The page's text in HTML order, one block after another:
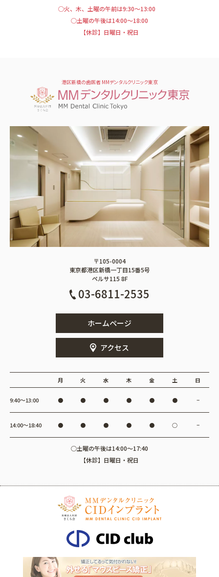
○火、木、土曜の午前は9:30～13:00
○土曜の午後は14:00～18:00
【休診】日曜日・祝日
港区新橋の歯医者 MMデンタルクリニック東京
〒105-0004
東京都港区新橋一丁目15番5号
ペルサ115 8F
03-6811-2535
ホームページ
アクセス
月 火 水 木 金 土 日
9:40〜13:00 ● ● ● ● ● ● −
14:00〜18:40 ● ● ● ● ● ○ −
○土曜の午後は14:00～17:40
【休診】日曜日・祝日